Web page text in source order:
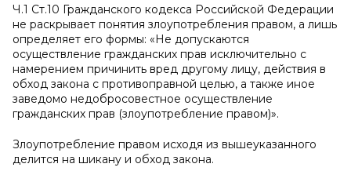
Ч.1 Ст.10 Гражданского кодекса Российской Федерации
не раскрывает понятия злоупотребления правом, а лишь
определяет его формы: «Не допускаются
осуществление гражданских прав исключительно с
намерением причинить вред другому лицу, действия в
обход закона с противоправной целью, а также иное
заведомо недобросовестное осуществление
гражданских прав (злоупотребление правом)».
Злоупотребление правом исходя из вышеуказанного
делится на шикану и обход закона.